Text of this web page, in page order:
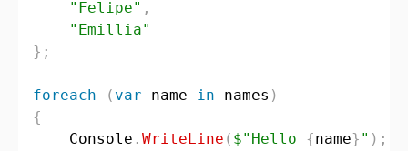
"Felipe" ,
"Emillia"
} ;
foreach ( var name in names )
{
    Console
. WriteLine ( $"Hello {name} " ) ;